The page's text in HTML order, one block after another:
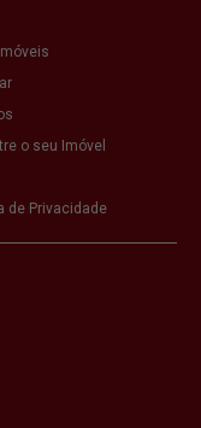
o seu Imóvel
de Privacidade